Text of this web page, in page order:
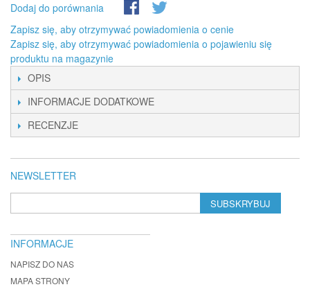
Dodaj do porównania
Zapisz się, aby otrzymywać powiadomienia o cenie
Zapisz się, aby otrzymywać powiadomienia o pojawieniu się
produktu na magazynie
OPIS
INFORMACJE DODATKOWE
RECENZJE
NEWSLETTER
SUBSKRYBUJ
INFORMACJE
NAPISZ DO NAS
MAPA STRONY